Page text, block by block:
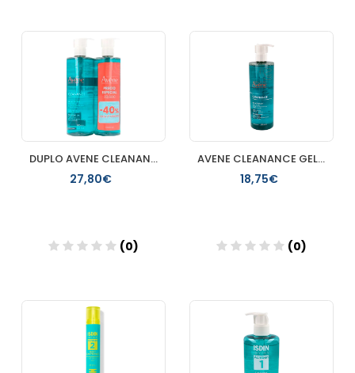
DUPLO AVENE CLEANANCE GEL LIMPIADOR 2X400ML
27,80€
(0)
Añadir
AVENE CLEANANCE GEL LIMPIADOR 400 ML
18,75€
(0)